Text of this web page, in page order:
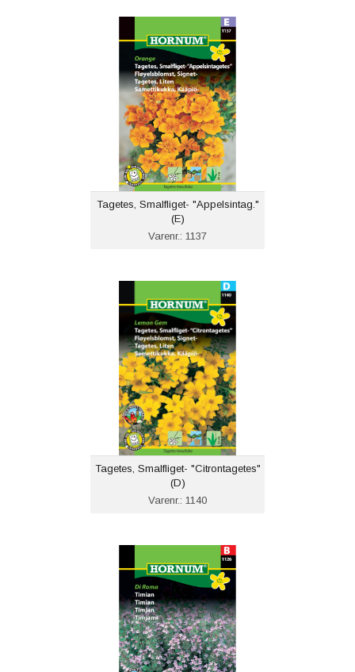
Tagetes, Smalfliget- "Appelsintag."
(E)
Varenr.: 1137
Tagetes, Smalfliget- "Citrontagetes"
(D)
Varenr.: 1140